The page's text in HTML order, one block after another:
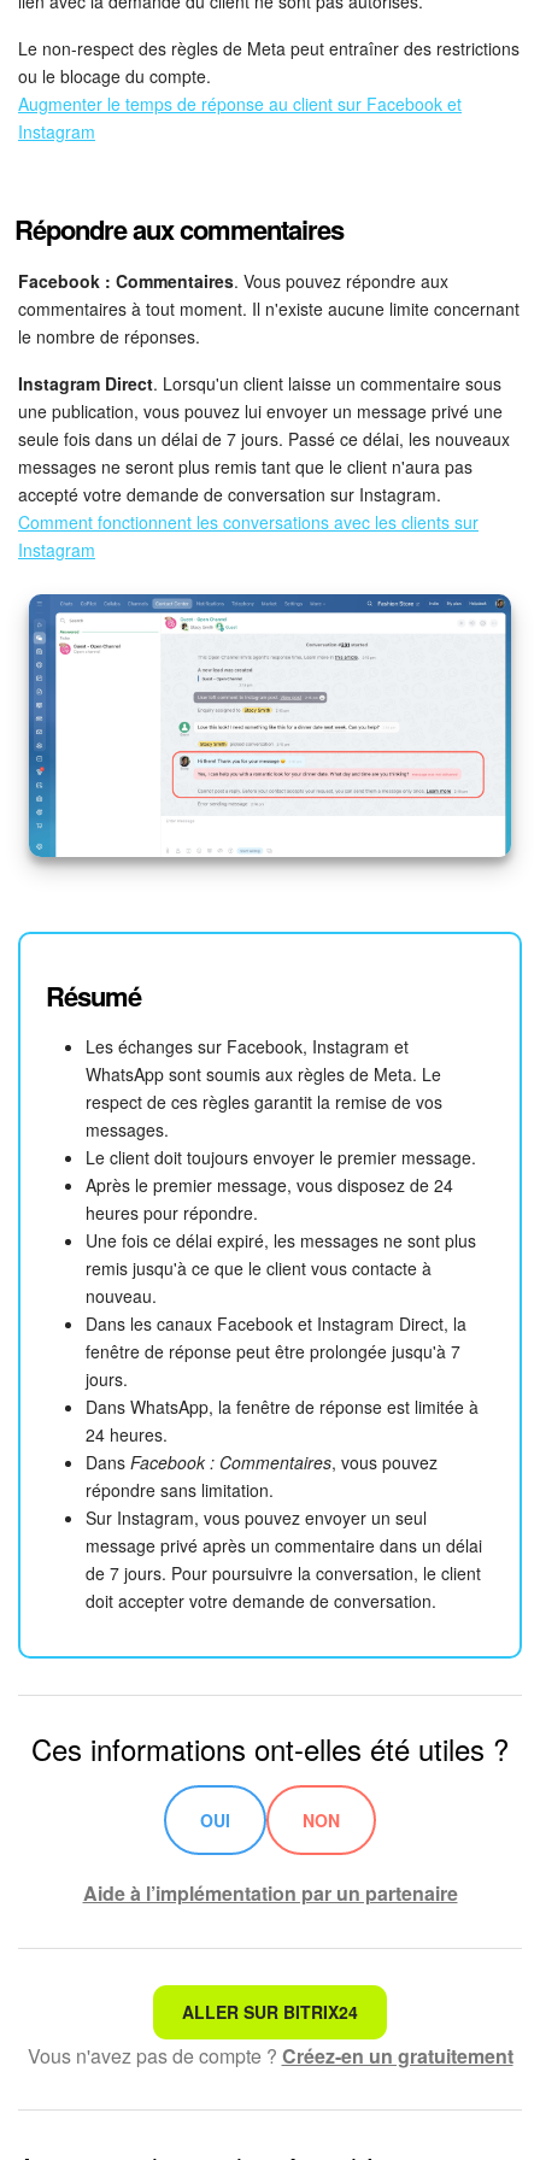
On-Premise de Bitrix24
Le non-respect des règles de Meta peut entraîner des restrictions
ou le blocage du compte.
Augmenter le temps de réponse au client sur Facebook et
Instagram
Répondre aux commentaires
Facebook : Commentaires. Vous pouvez répondre aux
commentaires à tout moment. Il n'existe aucune limite concernant
le nombre de réponses.
Instagram Direct. Lorsqu'un client laisse un commentaire sous
une publication, vous pouvez lui envoyer un message privé une
seule fois dans un délai de 7 jours. Passé ce délai, les nouveaux
messages ne seront plus remis tant que le client n'aura pas
accepté votre demande de conversation sur Instagram.
Comment fonctionnent les conversations avec les clients sur
Instagram
Résumé
Les échanges sur Facebook, Instagram et
WhatsApp sont soumis aux règles de Meta. Le
respect de ces règles garantit la remise de vos
messages.
Le client doit toujours envoyer le premier message.
Après le premier message, vous disposez de 24
heures pour répondre.
Une fois ce délai expiré, les messages ne sont plus
remis jusqu'à ce que le client vous contacte à
nouveau.
Dans les canaux Facebook et Instagram Direct, la
fenêtre de réponse peut être prolongée jusqu'à 7
jours.
Dans WhatsApp, la fenêtre de réponse est limitée à
24 heures.
Dans Facebook : Commentaires, vous pouvez
répondre sans limitation.
Sur Instagram, vous pouvez envoyer un seul
message privé après un commentaire dans un délai
de 7 jours. Pour poursuivre la conversation, le client
doit accepter votre demande de conversation.
Ces informations ont-elles été utiles ?
OUI NON
Aide à l’implémentation par un partenaire
Ce n'est pas ce que je recherche
Texte compliqué et incompréhensible
Les informations sont obsolètes
ALLER SUR BITRIX24
Vous n'avez pas de compte ? Créez-en un gratuitement